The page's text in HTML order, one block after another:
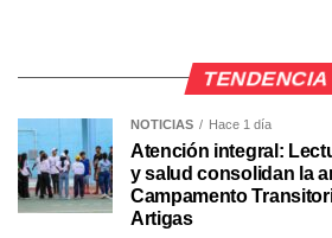
TENDENCIA
NOTICIAS Hace 1 día
Atención integral:
y salud consolidan la
Campamento
Artigas